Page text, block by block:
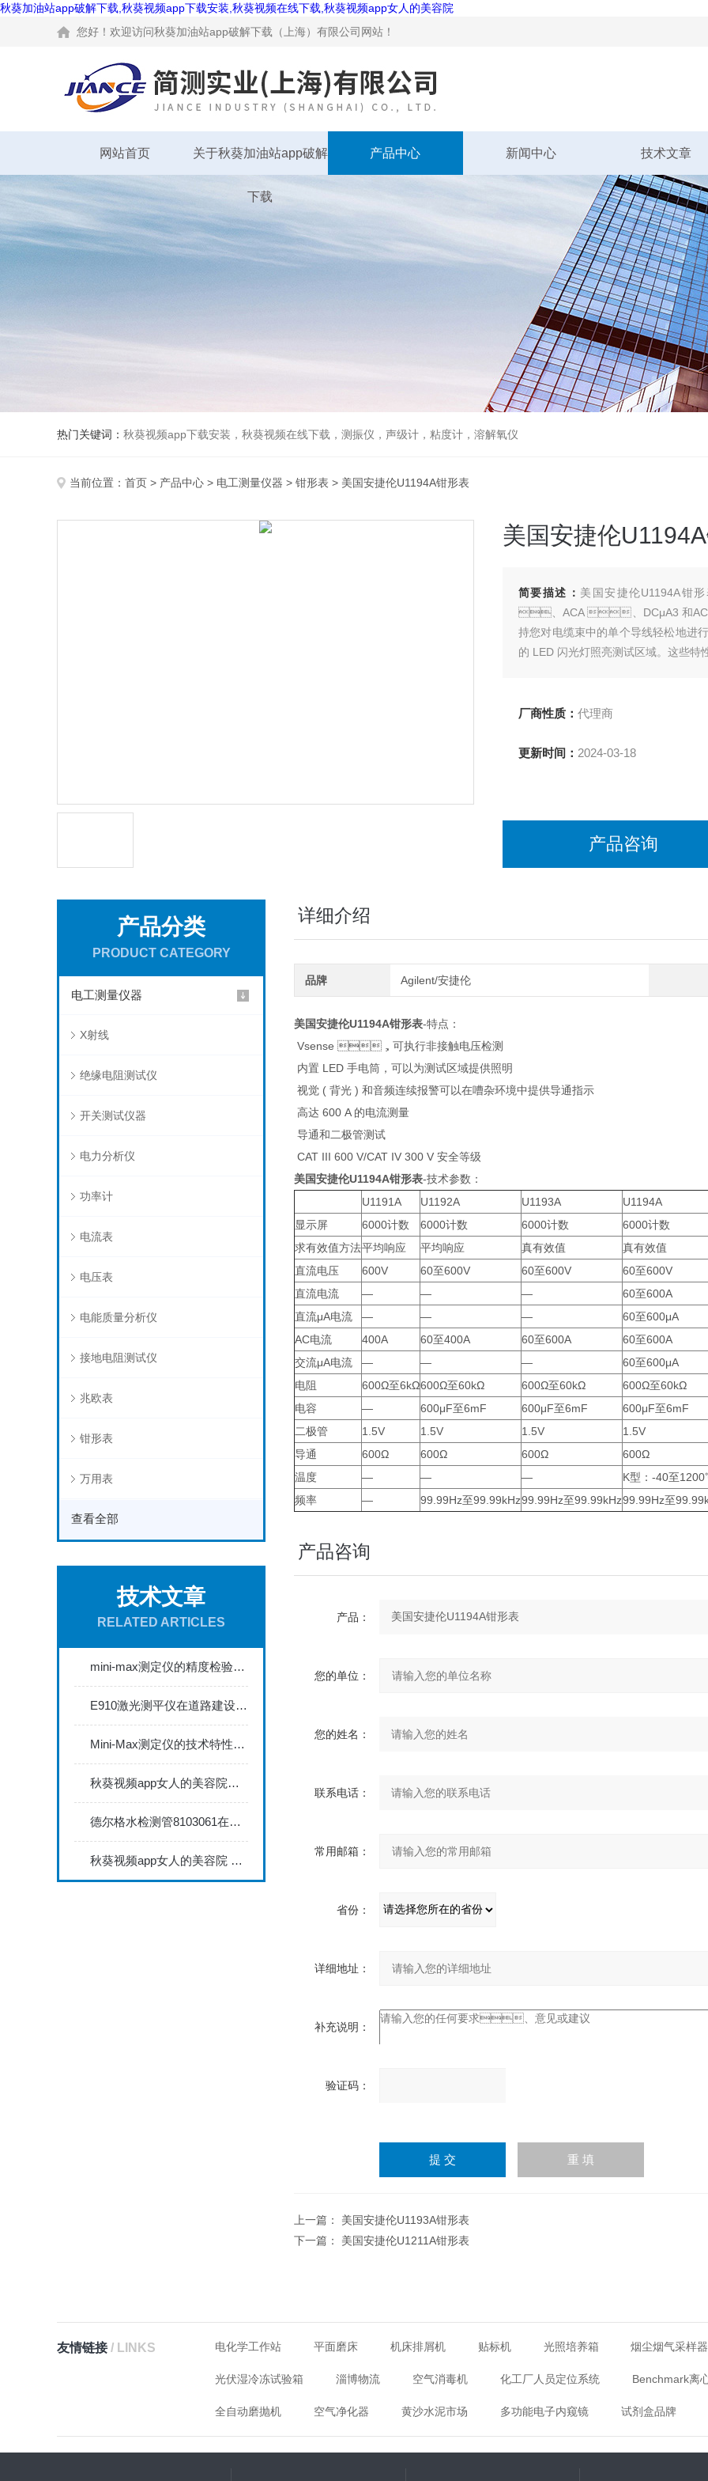
秋葵加油站app破解下载,秋葵视频app下载安装,秋葵视频在线下载,秋葵视频app女人的美容院
您好！欢迎访问秋葵加油站app破解下载（上海）有限公司网站！
网站首页 关于秋葵加油站app破解
下载
产品中心 新闻中心 技术文章
热门关键词： 秋葵视频app下载安装，秋葵视频在线下载，测振仪，声级计，粘度计，溶解氧仪
当前位置： 首页 > 产品中心 > 电工测量仪器 > 钳形表 > 美国安捷伦U1194A钳形表
美国安捷伦
简要描述： 美国安捷伦U1194A钳
、ACA 、DCμA3 和ACμA3
持您对电缆束中的单个导线轻松地进行隔
的 LED 闪光灯照亮测试区域。这些特
厂商性质： 代理商
更新时间： 2024-03-18
产品咨询
产品分类
PRODUCT CATEGORY
电工测量仪器
X射线
绝缘电阻测试仪
开关测试仪器
电力分析仪
功率计
电流表
电压表
电能质量分析仪
接地电阻测试仪
兆欧表
钳形表
万用表
查看全部
技术文章
RELATED ARTICLES
mini-max测定仪的精度检验与校准方法探讨
E910激光测平仪在道路建设中的关键作用
Mini-Max测定仪的技术特性与典型应用场景深度解读
秋葵视频app女人的美容院秋葵视频app下载安装735FN1.5正确的校准步骤
德尔格水检测管8103061在压缩空气质量检测中的应用
秋葵视频app女人的美容院 minitest2500配N02探头如何两点校准？
详细介绍
品牌 Agilent/安捷伦
美国安捷伦U1194A钳形表-特点：
Vsense ，可执行非接触电压检测
内置 LED 手电筒，可以为测试区域提供照明
视觉 ( 背光 ) 和音频连续报警可以在嘈杂环境中提供导通指示
高达 600 A 的电流测量
导通和二极管测试
CAT III 600 V/CAT IV 300 V 安全等级
美国安捷伦U1194A钳形表-技术参数：
U1191A
U1192A U1193A
U1194A
显示屏
6000计数 6000计数 6000计数
6000计数
求有效值方法平均响应 平均响应 真有效值
真有效值
直流电压
600V 60至600V 60至600V
60至600V
直流电流
— — —
60至600A
直流μA电流
— — —
60至600μA
AC电流
400A 60至400A 60至600A
60至600A
交流μA电流
— — —
60至600μA
电阻
600Ω至6kΩ600Ω至60kΩ 600Ω至60kΩ
600Ω至60kΩ
电容
— 600μF至6mF 600μF至6mF
600μF至6mF
二极管
1.5V 1.5V 1.5V
1.5V
导通
600Ω 600Ω 600Ω
600Ω
温度
— — —
K型：-40至
频率
— 99.99Hz至99.99kHz99.99Hz至99.99kHz99.99Hz至
产品咨询
产品：
您的单位：
您的姓名：
联系电话：
常用邮箱：
省份：
详细地址：
补充说明：
验证码：
入
计算结果（填写阿拉伯数
字），如：三加四=7
上一篇： 美国安捷伦U1193A钳形表
下一篇： 美国安捷伦U1211A钳形表
友情链接/ LINKS 电化学工作站 平面磨床 机床排屑机 贴标机 光照培养箱 烟尘烟气采样器
光伏湿冷冻试验箱 淄博物流 空气消毒机 化工厂人员定位系统 Benchmark离
全自动磨抛机 空气净化器 黄沙水泥市场 多功能电子内窥镜 试剂盒品牌